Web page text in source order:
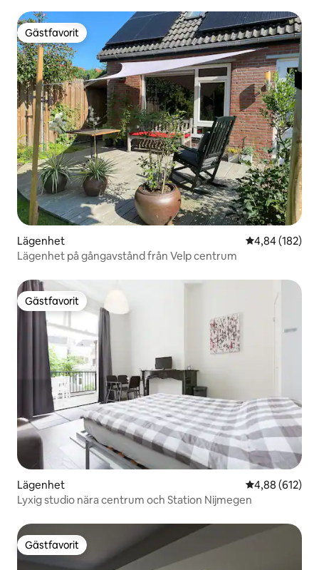
Gästfavorit
Gästfavorit
Lägenhet 4,84 av 5 i
4,84 (182)
Lägenhet på gångavstånd från Velp centrum
Gästfavorit
Gästfavorit
Lägenhet 4,88 av 5 i
4,88 (612)
Lyxig studio nära centrum och Station Nijmegen
Gästfavorit
Gästfavorit